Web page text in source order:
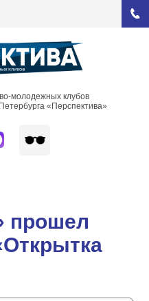
молодежных клубов
«Перспектива»
прошел